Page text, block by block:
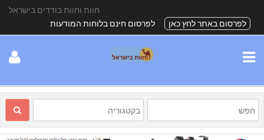
חוות וחוות בודדים בישראל
לפרסום באתר לחץ כאן
לפרסום חינם בלוחות המודעות